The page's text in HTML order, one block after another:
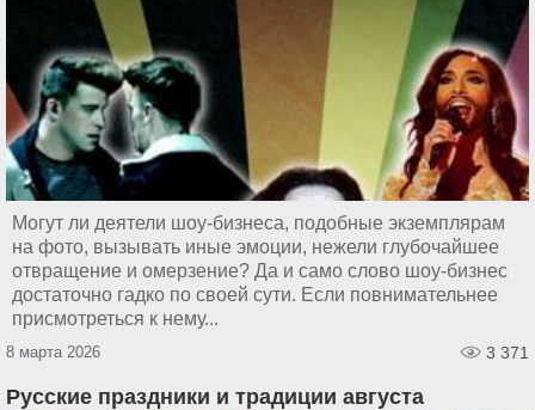
Могут ли деятели шоу-бизнеса, подобные экземплярам
на фото, вызывать иные эмоции, нежели глубочайшее
отвращение и омерзение? Да и само слово шоу-бизнес
достаточно гадко по своей сути. Если повнимательнее
присмотреться к нему...
8 марта 2026 3 371
Русские праздники и традиции августа